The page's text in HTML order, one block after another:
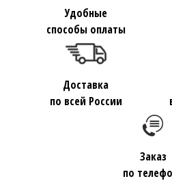
Удобные
способы оплаты
Доставка
по всей России
Заказ
по